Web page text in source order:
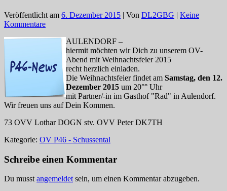
Veröffentlicht am 6. Dezember 2015 | Von DL2GBG | Keine
Kommentare
AULENDORF –
hiermit möchten wir Dich zu unserem OV-
Abend mit Weihnachtsfeier 2015
recht herzlich einladen.
Die Weihnachtsfeier findet am Samstag, den 12.
Dezember 2015 um 20°° Uhr
mit Partner/-in im Gasthof "Rad" in Aulendorf.
Wir freuen uns auf Dein Kommen.
73 OVV Lothar DOGN stv. OVV Peter DK7TH
Kategorie: OV P46 - Schussental
Schreibe einen Kommentar
Du musst angemeldet sein, um einen Kommentar abzugeben.